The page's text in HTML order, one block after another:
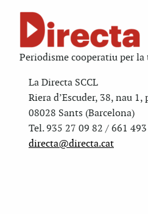
Periodisme cooperatiu per
La Directa SCCL
Riera d’Escuder, 38, nau 1,
08028 Sants (Barcelona)
Tel. 935 27 09 82 / 661
directa@directa.cat